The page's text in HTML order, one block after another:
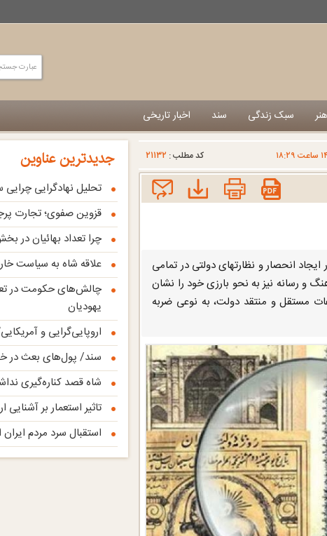
سبک زندگی سند اخبار تاریخی
کد مطلب : ۲۱۱۳۲
انحصار و نظارتهای دولتی در تمامی
رسانه نیز به نحو بارزی خود را نشان
مستقل و منتقد دولت، به نوعی ضربه
جدیدترین عناوین
تحلیل نهادگرایی
قزوین صفوی؛ تجارت
چرا تعداد بهائیان در
علاقه شاه به سیاست
چالش‌های حکومت در
یهودیان
اروپایی‌گرایی و
سند/ پول‌های بعث در
شاه قصد کناره‌گیری
تاثیر استعمار بر آشنایی
استقبال سرد مردم